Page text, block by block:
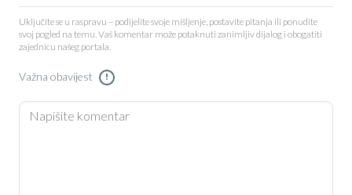
Uključite se u raspravu – podijelite svoje mišljenje, postavite pitanja ili ponudite
svoj pogled na temu. Vaš komentar može potaknuti zanimljiv dijalog i obogatiti
zajednicu našeg portala.
Važna obavijest !